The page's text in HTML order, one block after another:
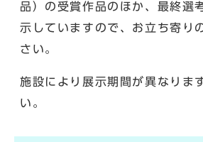
品）の受賞作品のほか、最終選
示していますので、お立ち寄り
さい。
施設により展示期間が異なりま
い。